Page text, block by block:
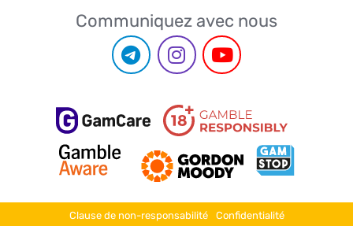
Communiquez avec nous
Clause de non-responsabilité Confidentialité